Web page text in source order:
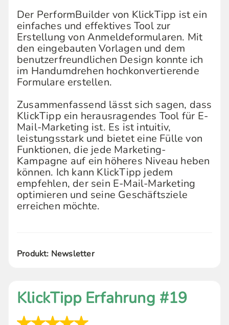
Der PerformBuilder von KlickTipp ist ein
einfaches und effektives Tool zur
Erstellung von Anmeldeformularen. Mit
den eingebauten Vorlagen und dem
benutzerfreundlichen Design konnte ich
im Handumdrehen hochkonvertierende
Formulare erstellen.
Zusammenfassend lässt sich sagen, dass
KlickTipp ein herausragendes Tool für E-
Mail-Marketing ist. Es ist intuitiv,
leistungsstark und bietet eine Fülle von
Funktionen, die jede Marketing-
Kampagne auf ein höheres Niveau heben
können. Ich kann KlickTipp jedem
empfehlen, der sein E-Mail-Marketing
optimieren und seine Geschäftsziele
erreichen möchte.
Produkt: Newsletter
KlickTipp Erfahrung #19